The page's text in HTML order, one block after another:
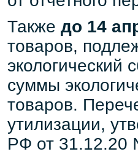
Также до 14
товаров,
экологический
суммы
товаров.
утилизации,
РФ от 31.12.20